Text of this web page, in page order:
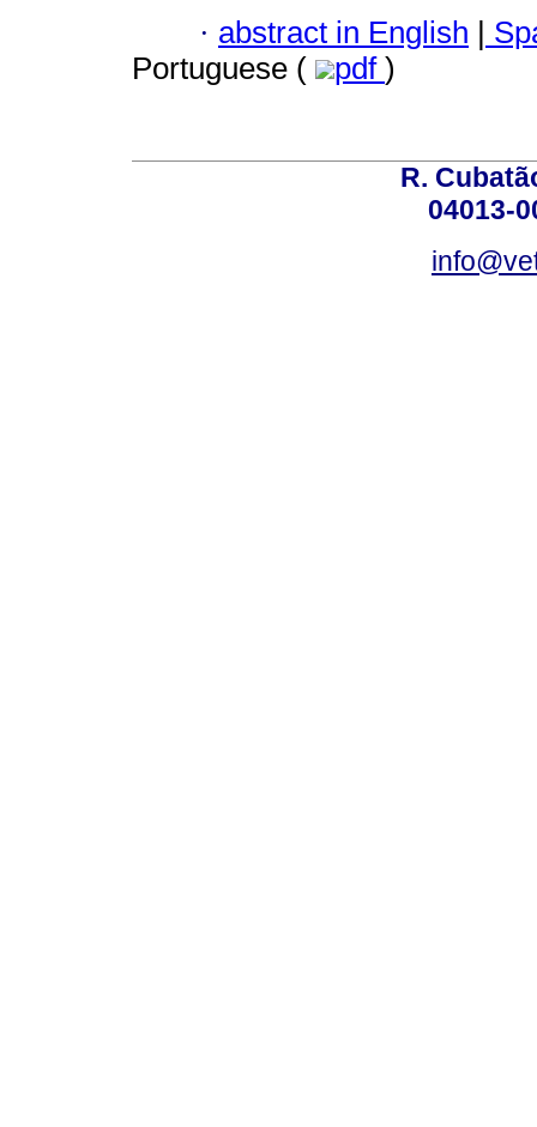
· abstract in English |
Portuguese (
pdf )
R.
04013-